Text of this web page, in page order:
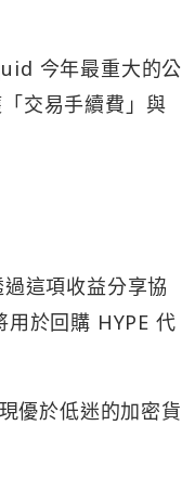
今年最重大的公
交易手續費」與
這項收益分享協
於回購 HYPE 代
優於低迷的加密貨